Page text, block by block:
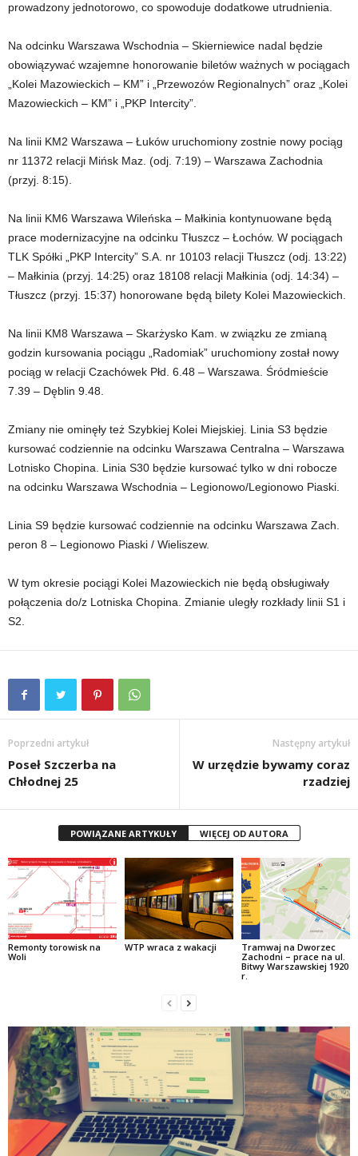
prowadzony jednotorowo, co spowoduje dodatkowe utrudnienia.
Na odcinku Warszawa Wschodnia – Skierniewice nadal będzie
obowiązywać wzajemne honorowanie biletów ważnych w pociągach
„Kolei Mazowieckich – KM” i „Przewozów Regionalnych” oraz „Kolei
Mazowieckich – KM” i „PKP Intercity”.
Na linii KM2 Warszawa – Łuków uruchomiony zostnie nowy pociąg
nr 11372 relacji Mińsk Maz. (odj. 7:19) – Warszawa Zachodnia
(przyj. 8:15).
Na linii KM6 Warszawa Wileńska – Małkinia kontynuowane będą
prace modernizacyjne na odcinku Tłuszcz – Łochów. W pociągach
TLK Spółki „PKP Intercity” S.A. nr 10103 relacji Tłuszcz (odj. 13:22)
– Małkinia (przyj. 14:25) oraz 18108 relacji Małkinia (odj. 14:34) –
Tłuszcz (przyj. 15:37) honorowane będą bilety Kolei Mazowieckich.
Na linii KM8 Warszawa – Skarżysko Kam. w związku ze zmianą
godzin kursowania pociągu „Radomiak” uruchomiony został nowy
pociąg w relacji Czachówek Płd. 6.48 – Warszawa. Śródmieście
7.39 – Dęblin 9.48.
Zmiany nie ominęły też Szybkiej Kolei Miejskiej. Linia S3 będzie
kursować codziennie na odcinku Warszawa Centralna – Warszawa
Lotnisko Chopina. Linia S30 będzie kursować tylko w dni robocze
na odcinku Warszawa Wschodnia – Legionowo/Legionowo Piaski.
Linia S9 będzie kursować codziennie na odcinku Warszawa Zach.
peron 8 – Legionowo Piaski / Wieliszew.
W tym okresie pociągi Kolei Mazowieckich nie będą obsługiwały
połączenia do/z Lotniska Chopina. Zmianie uległy rozkłady linii S1 i
S2.
Poprzedni artykuł
Poseł Szczerba na
Chłodnej 25
Następny artykuł
W urzędzie bywamy coraz
rzadziej
POWIĄZANE ARTYKUŁY WIĘCEJ OD AUTORA
Remonty torowisk na
Woli
WTP wraca z wakacji
Tramwaj na Dworzec
Zachodni – prace na ul.
Bitwy Warszawskiej 1920
r.